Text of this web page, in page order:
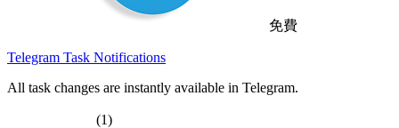
免費
Telegram Task Notifications
All task changes are instantly available in Telegram.
(1)